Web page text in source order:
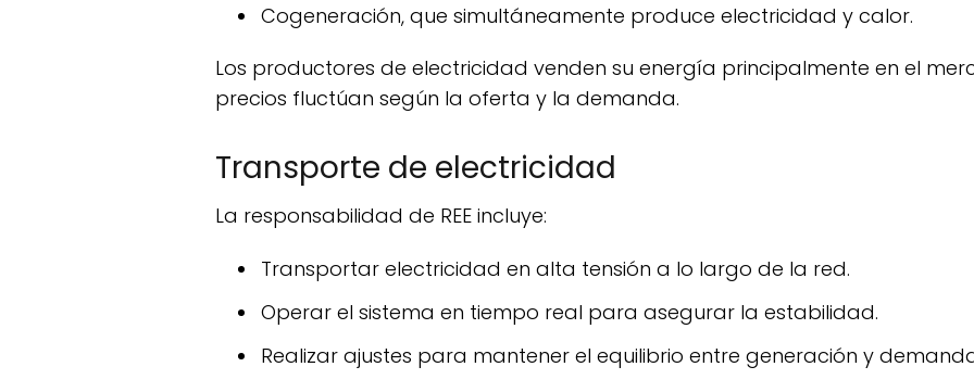
Cogeneración, que simultáneamente produce electricidad y calor.
Los productores de electricidad venden su energía principalmente en el mercado mayorista, donde los
precios fluctúan según la oferta y la demanda.
Transporte de electricidad
La responsabilidad de REE incluye:
Transportar electricidad en alta tensión a lo largo de la red.
Operar el sistema en tiempo real para asegurar la estabilidad.
Realizar ajustes para mantener el equilibrio entre generación y